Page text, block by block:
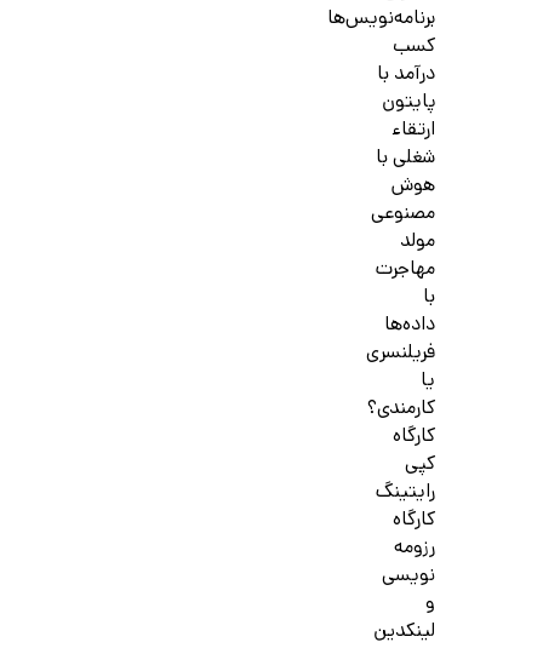
برنامه‌نویس‌ها
کسب
درآمد با
پایتون
ارتقاء
شغلی با
هوش
مصنوعی
مولد
مهاجرت
با
داده‌ها
فریلنسری
یا
کارمندی؟
کارگاه
کپی
رایتینگ
کارگاه
رزومه
نویسی
و
لینکدین